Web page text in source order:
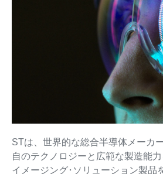
STは、世界的な総合半導体メーカ
自のテクノロジーと広範な製造能
イメージング･ソリューション製品